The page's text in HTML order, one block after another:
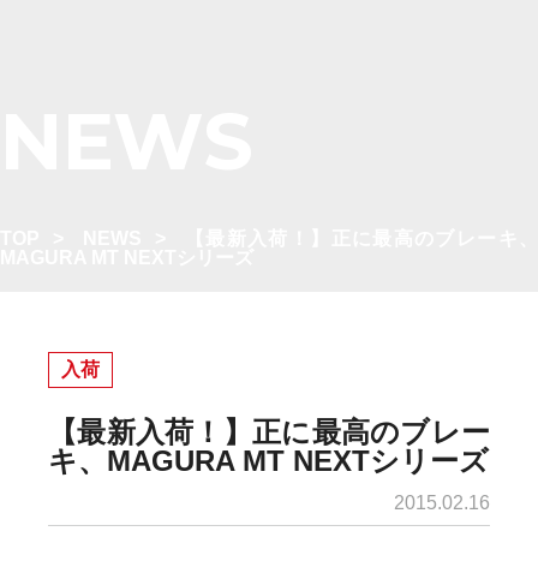
入荷
【最新入荷！】正に最高のブレー
キ、MAGURA MT NEXTシリーズ
2015.02.16